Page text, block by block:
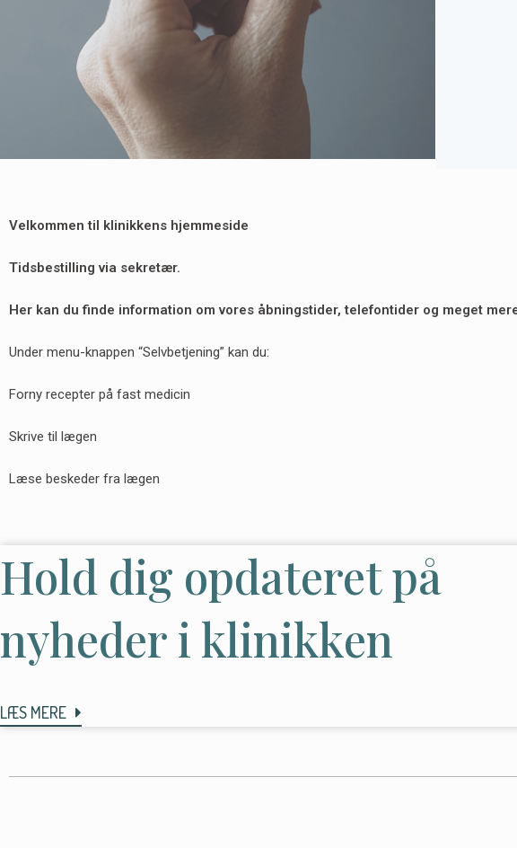
Velkommen til klinikkens hjemmeside
Tidsbestilling via sekretær.
Her kan du finde information om vores åbningstider, telefontider og meget
Under menu-knappen “Selvbetjening” kan du:
Forny recepter på fast medicin
Skrive til lægen
Læse beskeder fra lægen
Hold dig opdateret på
nyheder i klinikken
LÆS MERE